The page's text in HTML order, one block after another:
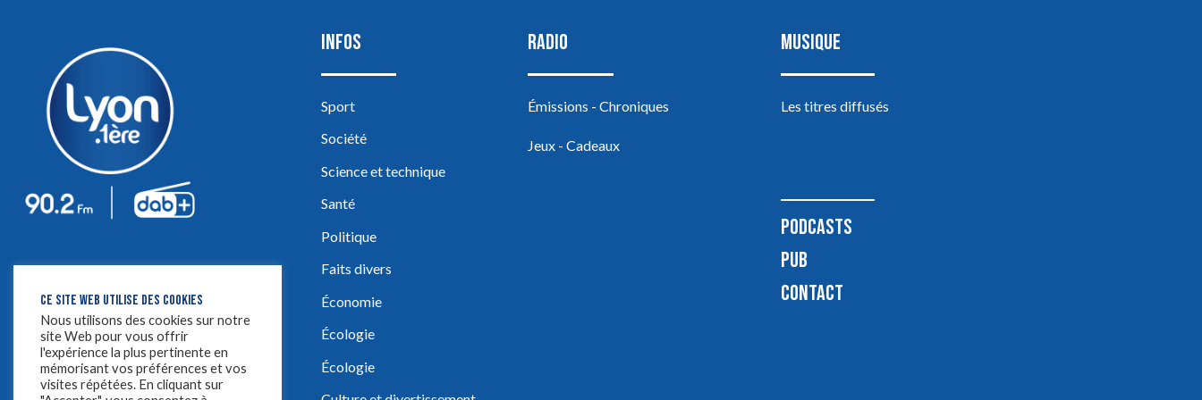
INFOS
Sport
Société
Science et technique
Santé
Politique
Faits divers
Économie
Écologie
Écologie
RADIO
Émissions - Chroniques
Jeux - Cadeaux
MUSIQUE
Les titres diffusés
PODCASTS
PUB
CONTACT
CE SITE WEB UTILISE DES COOKIES
Nous utilisons des cookies sur notre
site Web pour vous offrir
l'expérience la plus pertinente en
mémorisant vos préférences et vos
visites répétées. En cliquant sur